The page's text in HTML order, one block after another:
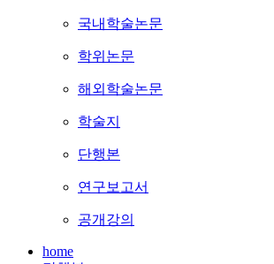
국내학술논문
학위논문
해외학술논문
학술지
단행본
연구보고서
공개강의
home